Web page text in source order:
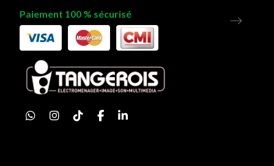
Paiement 100 % sécurisé